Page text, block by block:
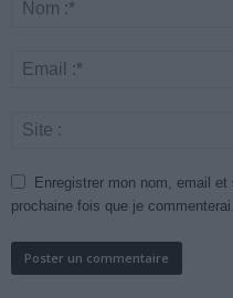
Enregistrer mon nom, email
prochaine fois que je commenterai.